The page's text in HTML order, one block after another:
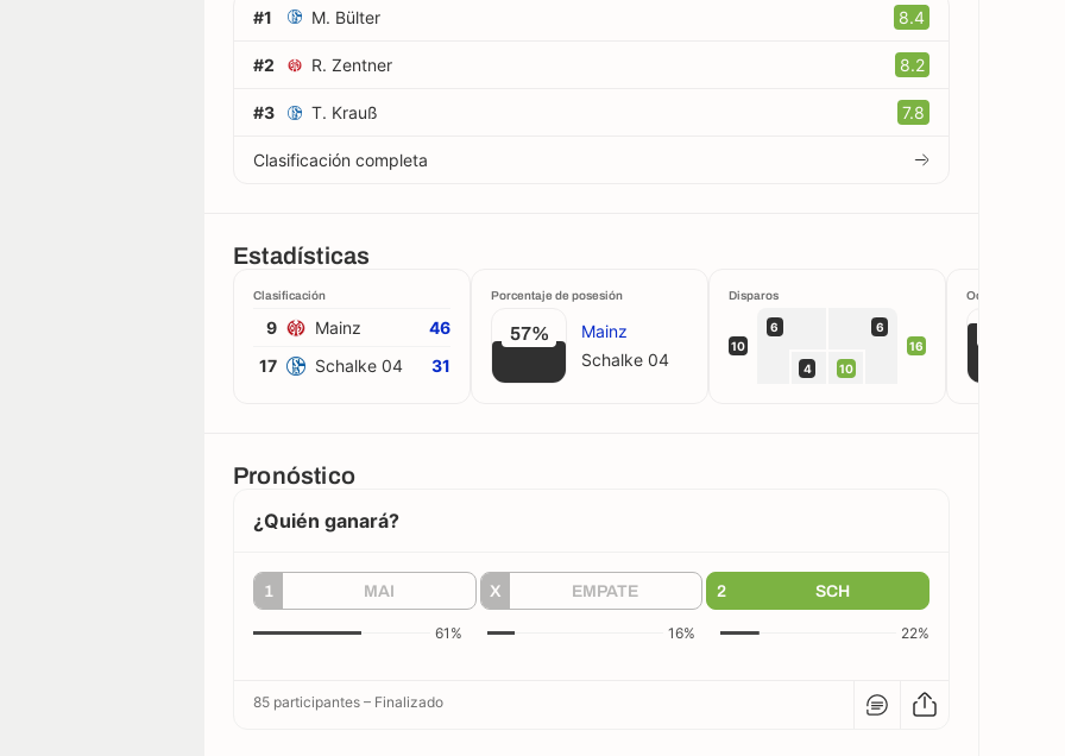
#1 M. Bülter 8.4
#2 R. Zentner 8.2
#3 T. Krauß 7.8
Clasificación completa
Estadísticas
Clasificación
9 Mainz
46
17
Schalke 04 31
Porcentaje de posesión
57%
Mainz
Schalke 04
Disparos
10
6 6
4 10
16
Ocasiones
Pronóstico
¿Quién ganará?
1 MAI X EMPATE 2 SCH
61% 16% 22%
85 participantes – Finalizado